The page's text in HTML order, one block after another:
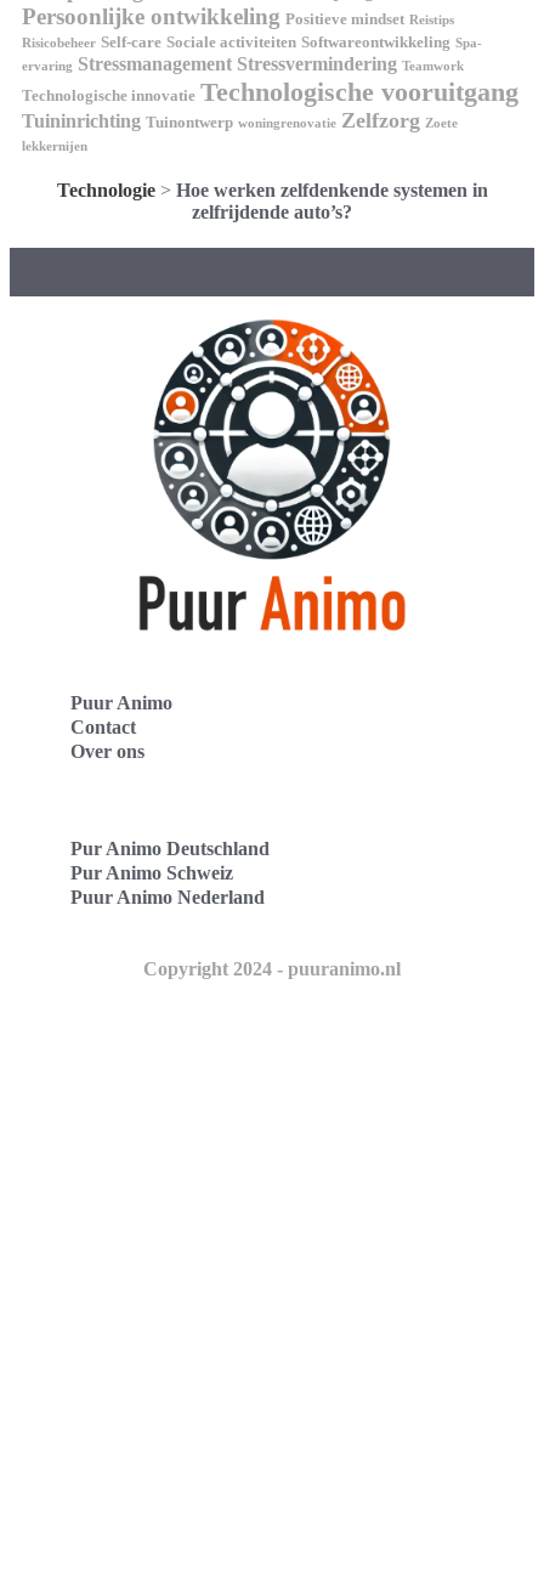
Persoonlijke ontwikkeling Positieve mindset Reistips
Risicobeheer Self-care Sociale activiteiten Softwareontwikkeling Spa-
ervaring Stressmanagement Stressvermindering Teamwork
Technologische innovatie Technologische vooruitgang
Tuininrichting Tuinontwerp woningrenovatie Zelfzorg Zoete
lekkernijen
Technologie> Hoe werken zelfdenkende systemen in
zelfrijdende auto’s?
Puur Animo
Contact
Over ons
Pur Animo Deutschland
Pur Animo Schweiz
Puur Animo Nederland
Copyright 2024 - puuranimo.nl